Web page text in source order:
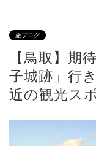
旅ブログ
【鳥取】期
子城跡」行
近の観光ス